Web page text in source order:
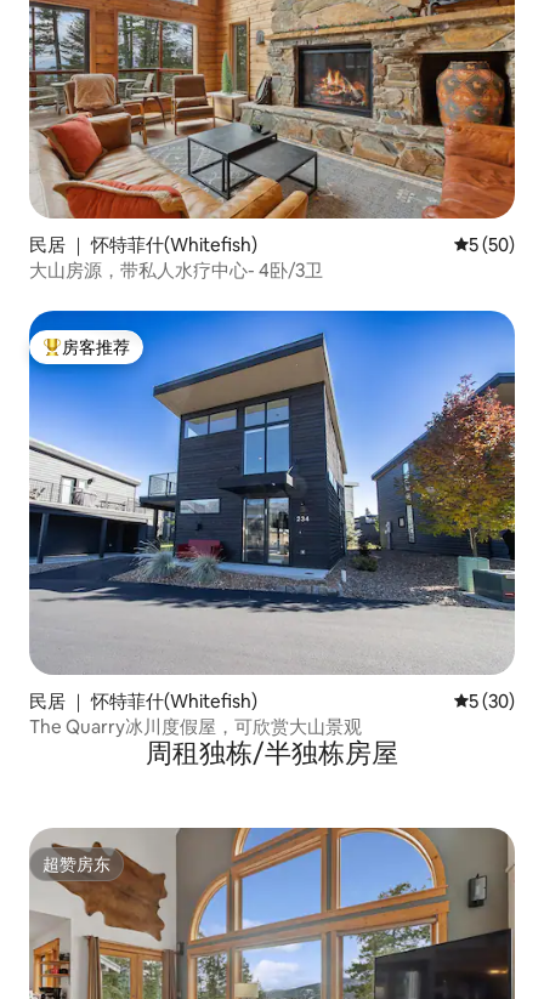
民居 ｜ 怀特菲什(Whitefish) 平均评分
5 (50)
大山房源，带私人水疗中心- 4卧/3卫
热门「房客推荐」
房客推荐
民居 ｜ 怀特菲什(Whitefish) 平均评分
5 (30)
The Quarry冰川度假屋，可欣赏大山景观
周租独栋/半独栋房屋
超赞房东
超赞房东